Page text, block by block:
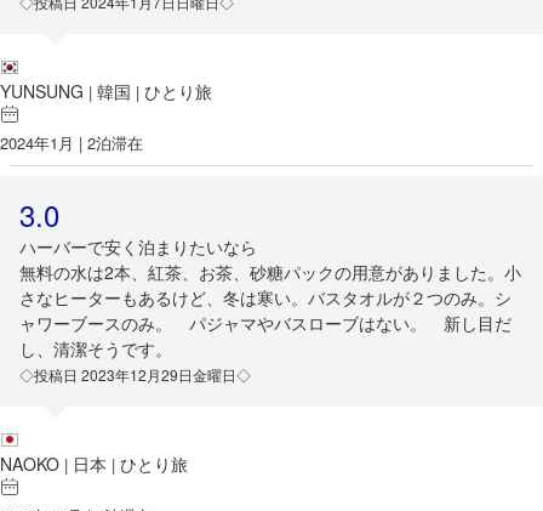
YUNSUNG | 韓国 | ひとり旅
2024年1月 | 2泊滞在
3.0
ハーバーで安く泊まりたいなら
無料の水は2本、紅茶、お茶、砂糖パックの用意がありました。小
さなヒーターもあるけど、冬は寒い。バスタオルが２つのみ。シ
ャワーブースのみ。 パジャマやバスローブはない。 新し目だ
し、清潔そうです。
◇投稿日 2023年12月29日金曜日◇
NAOKO | 日本 | ひとり旅